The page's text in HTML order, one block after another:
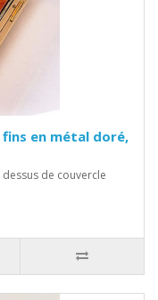
en métal doré,
de couvercle